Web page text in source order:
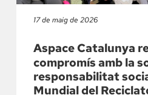
17 de maig de 2026
Aspace Catalunya
compromís amb la
responsabilitat
Mundial del